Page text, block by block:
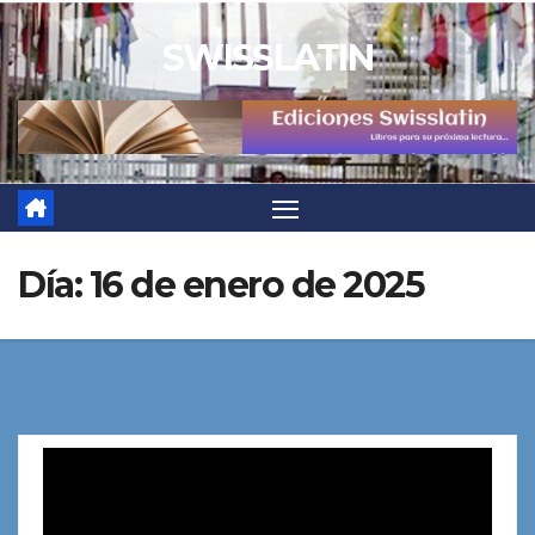
Saltar
al
contenido
SWISSLATIN
Día:16 de enero de 2025